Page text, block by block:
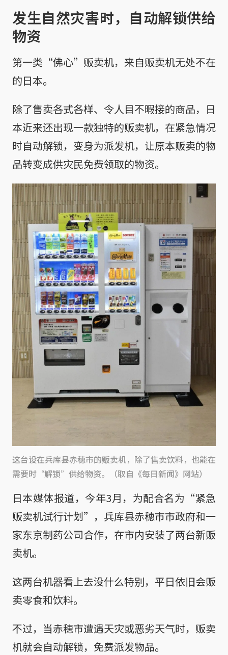
发生自然灾害时，自动解锁供给
物资
第一类“佛心”贩卖机，来自贩卖机无处不在
的日本。
除了售卖各式各样、令人目不暇接的商品，日
本近来还出现一款独特的贩卖机，在紧急情况
时自动解锁，变身为派发机，让原本贩卖的物
品转变成供灾民免费领取的物资。
这台设在兵库县赤穂市的贩卖机，除了售卖饮料，也能在
需要时“解锁”供给物资。（取自《每日新闻》网站）
日本媒体报道，今年3月，为配合名为“紧急
贩卖机试行计划”，兵库县赤穂市市政府和一
家东京制药公司合作，在市内安装了两台新贩
卖机。
这两台机器看上去没什么特别，平日依旧会贩
卖零食和饮料。
不过，当赤穂市遭遇天灾或恶劣天气时，贩卖
机就会自动解锁，免费派发物品。